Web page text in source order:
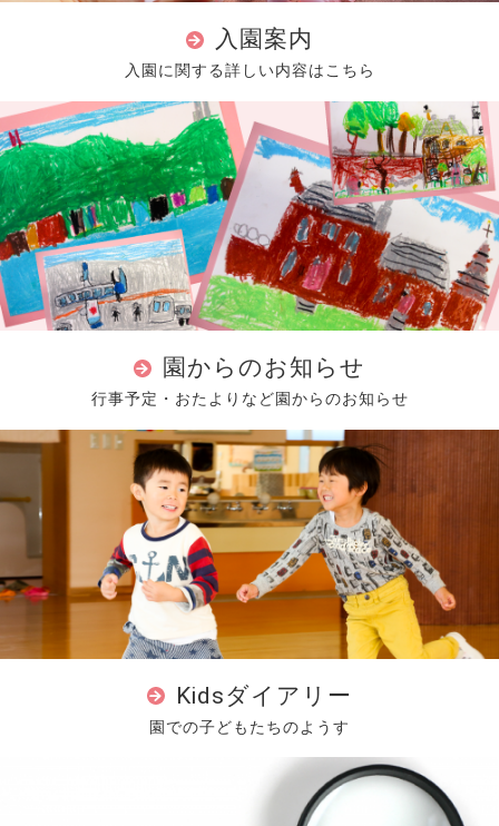
入園案内
入園に関する詳しい内容はこちら
園からのお知らせ
行事予定・おたよりなど園からのお知らせ
Kidsダイアリー
園での子どもたちのようす